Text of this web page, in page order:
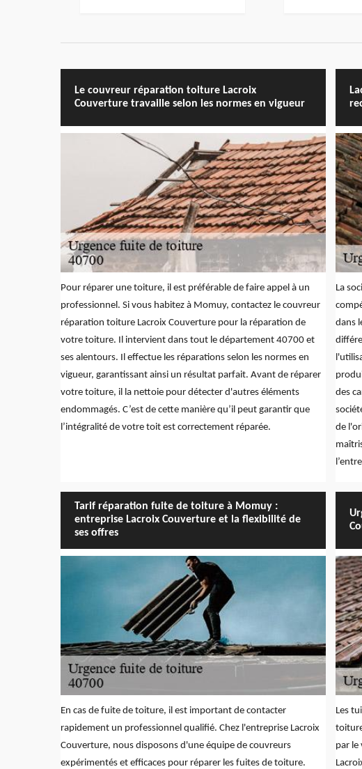
Le couvreur réparation toiture Lacroix
Couverture travaille selon les normes en vigueur
Pour réparer une toiture, il est préférable de faire appel à un
professionnel. Si vous habitez à Momuy, contactez le couvreur
réparation toiture Lacroix Couverture pour la réparation de
votre toiture. Il intervient dans tout le département 40700 et
ses alentours. Il effectue les réparations selon les normes en
vigueur, garantissant ainsi un résultat parfait. Avant de réparer
votre toiture, il la nettoie pour détecter d'autres éléments
endommagés. C’est de cette manière qu’il peut garantir que
l’intégralité de votre toit est correctement réparée.
La
dans
des
de
Tarif réparation fuite de toiture à Momuy :
entreprise Lacroix Couverture et la flexibilité de
ses offres
En cas de fuite de toiture, il est important de contacter
rapidement un professionnel qualifié. Chez l'entreprise Lacroix
Couverture, nous disposons d'une équipe de couvreurs
expérimentés et efficaces pour réparer les fuites de toiture.
Les
par le